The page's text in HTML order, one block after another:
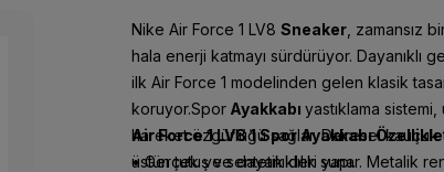
Nike Air Force 1 LV8 Sneaker , zamansız
hala enerji katmayı sürdürüyor. Dayanıklı
ilk Air Force 1 modelinden gelen klasik
koruyor.Spor Ayakkabı yastıklama
hareket özgürlüğü sağlar. Dairesel
üstün tutuş ve dayanıklılık sunar. Metalik
Air Force 1 LV8 1 Spor Ayakkabı
• Gerçek ve sentetik deri yapı.